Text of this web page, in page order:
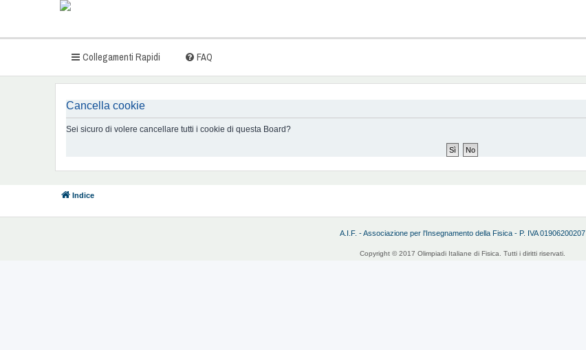
Collegamenti Rapidi FAQ
Cancella cookie
Sei sicuro di volere cancellare tutti i cookie di questa Board?
Indice
A.I.F. - Associazione per l'Insegnamento della Fisica - P. IVA 01906200207
Copyright © 2017 Olimpiadi Italiane di Fisica. Tutti i diritti riservati.